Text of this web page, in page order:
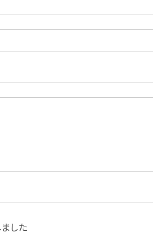
的達成の範囲を超えてお客様の
した